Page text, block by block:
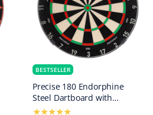
BESTSELLER
Precise 180 Endorphine
Steel Dartboard with
Numbered Ring - Nordic